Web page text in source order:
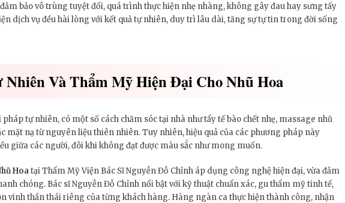
bảo vô trùng tuyệt đối, quá trình thực hiện nhẹ nhàng, không gây đau hay sưng tấy
dịch vụ đều hài lòng với kết quả tự nhiên, duy trì lâu dài, tăng sự tự tin trong đời sống
Nhiên Và Thẩm Mỹ Hiện Đại Cho Nhũ Hoa
tự nhiên, có một số cách chăm sóc tại nhà như tẩy tế bào chết nhẹ, massage nhũ
mặt nạ từ nguyên liệu thiên nhiên. Tuy nhiên, hiệu quả của các phương pháp này
giữa các người, đôi khi không đạt được màu sắc như mong muốn.
Hoatại Thẩm Mỹ Viện Bác Sĩ Nguyễn Đỗ Chỉnh áp dụng công nghệ hiện đại, vừa đảm
chóng. Bác sĩ Nguyễn Đỗ Chỉnh nổi bật với kỹ thuật chuẩn xác, gu thẩm mỹ tinh tế,
vinh thần thái riêng của từng khách hàng. Hàng ngàn ca thực hiện thành công, nhận